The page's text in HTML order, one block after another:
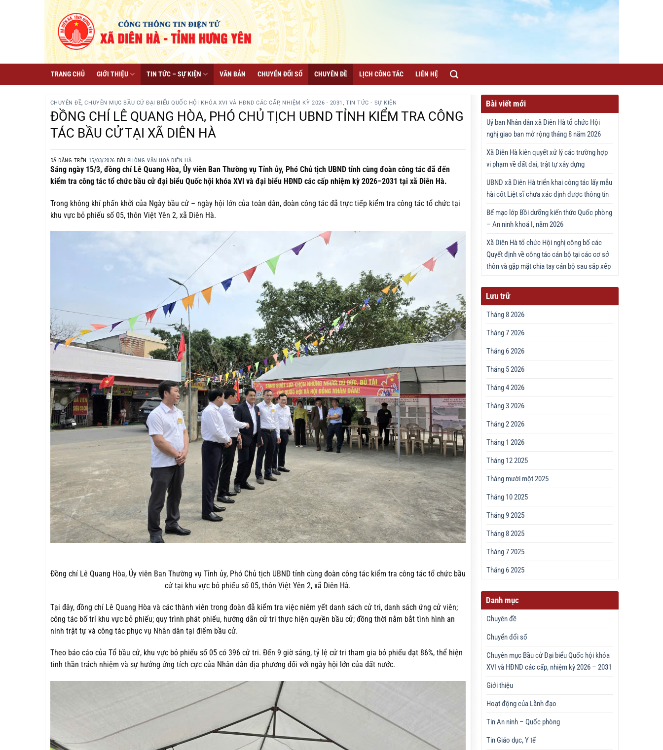
TRANG CHỦ GIỚI THIỆU TIN TỨC – SỰ KIỆN VĂN BẢN CHUYỂN ĐỔI SỐ CHUYÊN ĐỀ LỊCH CÔNG TÁC LIÊN HỆ
CHUYÊN ĐỀ,CHUYÊN MỤC BẦU CỬ ĐẠI BIỂU QUỐC HỘI KHÓA XVI VÀ HĐND CÁC CẤP, NHIỆM KỲ 2026 - 2031,TIN TỨC - SỰ KIỆN
ĐỒNG CHÍ LÊ QUANG HÒA, PHÓ CHỦ TỊCH UBND TỈNH KIỂM TRA CÔNG
TÁC BẦU CỬ TẠI XÃ DIÊN HÀ
ĐÃ ĐĂNG TRÊN 15/03/2026 BỞI PHÒNG VĂN HOÁ DIÊN HÀ
Sáng ngày 15/3, đồng chí Lê Quang Hòa, Ủy viên Ban Thường vụ Tỉnh ủy, Phó Chủ tịch UBND tỉnh cùng đoàn công tác đã đến
kiểm tra công tác tổ chức bầu cử đại biểu Quốc hội khóa XVI và đại biểu HĐND các cấp nhiệm kỳ 2026–2031 tại xã Diên Hà.
Trong không khí phấn khởi của Ngày bầu cử – ngày hội lớn của toàn dân, đoàn công tác đã trực tiếp kiểm tra công tác tổ chức tại
khu vực bỏ phiếu số 05, thôn Việt Yên 2, xã Diên Hà.
Đồng chí Lê Quang Hòa, Ủy viên Ban Thường vụ Tỉnh ủy, Phó Chủ tịch UBND tỉnh cùng đoàn công tác kiểm tra công tác tổ chức bầu
cử tại khu vực bỏ phiếu số 05, thôn Việt Yên 2, xã Diên Hà.
Tại đây, đồng chí Lê Quang Hòa và các thành viên trong đoàn đã kiểm tra việc niêm yết danh sách cử tri, danh sách ứng cử viên;
công tác bố trí khu vực bỏ phiếu; quy trình phát phiếu, hướng dẫn cử tri thực hiện quyền bầu cử; đồng thời nắm bắt tình hình an
ninh trật tự và công tác phục vụ Nhân dân tại điểm bầu cử.
Theo báo cáo của Tổ bầu cử, khu vực bỏ phiếu số 05 có 396 cử tri. Đến 9 giờ sáng, tỷ lệ cử tri tham gia bỏ phiếu đạt 86%, thể hiện
tinh thần trách nhiệm và sự hưởng ứng tích cực của Nhân dân địa phương đối với ngày hội lớn của đất nước.
Bài viết mới
Uỷ ban Nhân dân xã Diên Hà tổ chức Hội
nghị giao ban mở rộng tháng 8 năm 2026
Xã Diên Hà kiên quyết xử lý các trường hợp
vi phạm về đất đai, trật tự xây dựng
UBND xã Diên Hà triển khai công tác lấy mẫu
hài cốt Liệt sĩ chưa xác định được thông tin
Bế mạc lớp Bồi dưỡng kiến thức Quốc phòng
– An ninh khoá I, năm 2026
Xã Diên Hà tổ chức Hội nghị công bố các
Quyết định về công tác cán bộ tại các cơ sở
thôn và gặp mặt chia tay cán bộ sau sắp xếp
Lưu trữ
Tháng 8 2026
Tháng 7 2026
Tháng 6 2026
Tháng 5 2026
Tháng 4 2026
Tháng 3 2026
Tháng 2 2026
Tháng 1 2026
Tháng 12 2025
Tháng mười một 2025
Tháng 10 2025
Tháng 9 2025
Tháng 8 2025
Tháng 7 2025
Tháng 6 2025
Danh mục
Chuyên đề
Chuyển đổi số
Chuyên mục Bầu cử Đại biểu Quốc hội khóa
XVI và HĐND các cấp, nhiệm kỳ 2026 – 2031
Giới thiệu
Hoạt động của Lãnh đạo
Tin An ninh – Quốc phòng
Tin Giáo dục, Y tế